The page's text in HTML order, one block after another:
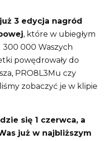
3 edycja nagród
, które w ubiegłym
300 000 Waszych
powędrowały do
PRO8L3Mu czy
zobaczyć je w klipie
się 1 czerwca, a
już w najbliższym